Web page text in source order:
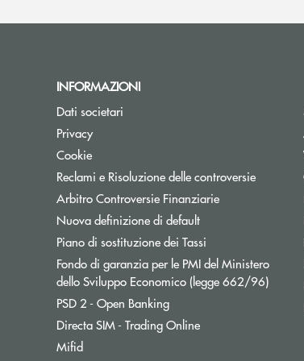
INFORMAZIONI
Dati societari
Privacy
Cookie
Reclami e Risoluzione delle controversie
Arbitro Controversie FinanziarieApre una nuova
Nuova definizione di default
Piano di sostituzione dei Tassi Apre una nuova
Fondo di garanzia per le PMI del Ministero
dello Sviluppo Economico (legge 662/96)Apre
PSD 2 - Open BankingApre una nuova finestra
Directa SIM - Trading OnlineApre una nuova
Mifid